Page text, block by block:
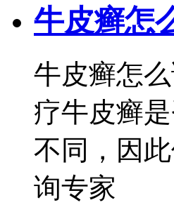
牛皮癣怎
牛皮癣怎
疗牛皮癣
不同，因
询专家